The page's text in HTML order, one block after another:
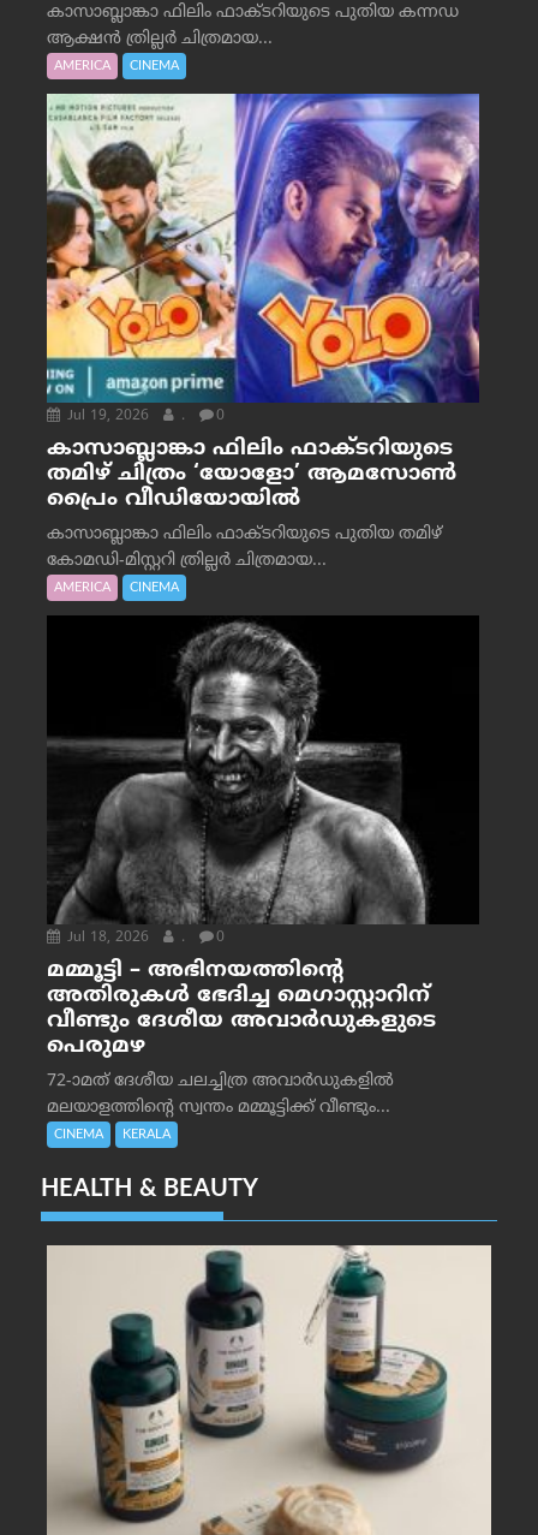
കാസാബ്ലാങ്കാ ഫിലിം ഫാക്ടറിയുടെ പുതിയ കന്നഡ
ആക്ഷൻ ത്രില്ലർ ചിത്രമായ...
AMERICA CINEMA
Jul 19, 2026 . 0
കാസാബ്ലാങ്കാ ഫിലിം ഫാക്ടറിയുടെ
തമിഴ് ചിത്രം ‘യോളോ’ ആമസോൺ
പ്രൈം വീഡിയോയിൽ
കാസാബ്ലാങ്കാ ഫിലിം ഫാക്ടറിയുടെ പുതിയ തമിഴ്
കോമഡി-മിസ്റ്ററി ത്രില്ലർ ചിത്രമായ...
AMERICA CINEMA
Jul 18, 2026 . 0
മമ്മൂട്ടി – അഭിനയത്തിന്റെ
അതിരുകൾ ഭേദിച്ച മെഗാസ്റ്റാറിന്
വീണ്ടും ദേശീയ അവാർഡുകളുടെ
പെരുമഴ
72-ാമത് ദേശീയ ചലച്ചിത്ര അവാര്‍ഡുകളില്‍
മലയാളത്തിന്റെ സ്വന്തം മമ്മൂട്ടിക്ക് വീണ്ടും...
CINEMA KERALA
HEALTH & BEAUTY